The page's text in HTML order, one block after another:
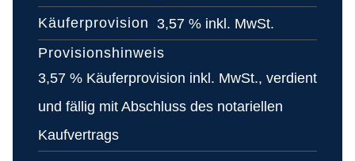
Käuferprovision
3,57 % inkl. MwSt.
Provisionshinweis
3,57 % Käuferprovision inkl. MwSt., verdient
und fällig mit Abschluss des notariellen
Kaufvertrags